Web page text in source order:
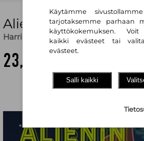
Alienin muistelmat –
Harri Veistinen
23,90 €
Käytämme
tarjotaksemme parhaan
käyttökokemuksen. Voit
kaikki evästeet tai
evästeet.
Salli kaikki